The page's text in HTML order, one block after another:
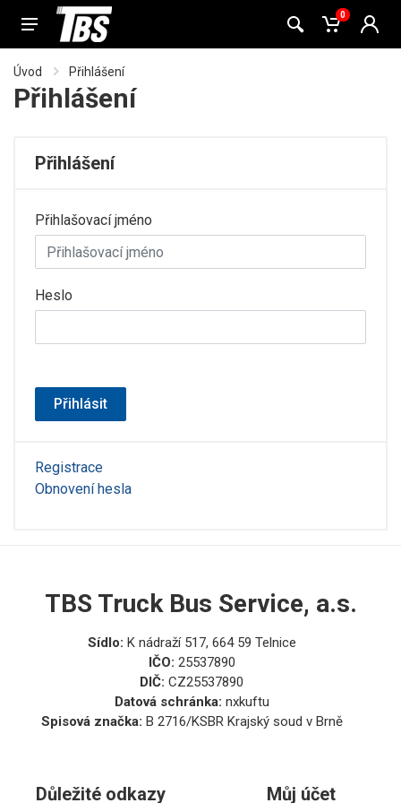
0
Úvod Přihlášení
Přihlášení
Přihlášení
Přihlašovací jméno
Heslo
Přihlásit
Registrace
Obnovení hesla
TBS Truck Bus Service, a.s.
Sídlo: K nádraží 517, 664 59 Telnice
IČO: 25537890
DIČ: CZ25537890
Datová schránka: nxkuftu
Spisová značka: B 2716/KSBR Krajský soud v Brně
Důležité odkazy Můj účet